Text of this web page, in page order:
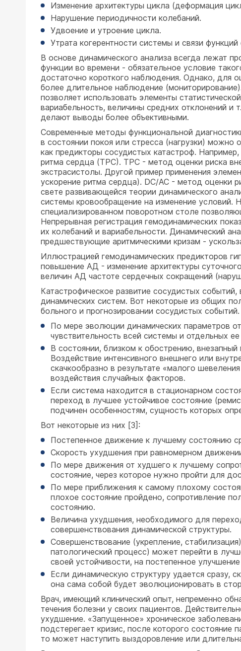
Изменение архитектуры цикла (деформация
Нарушение периодичности колебаний.
Удвоение и утроение цикла.
Утрата когерентности системы и связи
В основе динамического анализа всегда лежат
функции во времени - обязательное условие
достаточно короткого наблюдения. Однако, для
более длительное наблюдение
позволяет использовать элементы
вариабельность, величины средних отклонений
делают выводы более объективными.
Современные методы функциональной
в состоянии покоя или стресса (нагрузки)
как предикторы сосудистых катастроф.
ритма сердца (ТРС). ТРС - метод оценки риска
экстрасистолы. Другой пример применения
ускорение ритма сердца). DC/AC - метод оценки
свете развивающейся теории динамического
системы кровообращение на изменение условий.
специализированном поворотном столе
Непрерывная регистрация гемодинамических
их колебаний и вариабельности. Динамический
предшествующие аритмическими кризам -
Иллюстрацией гемодинамических предикторов
повышение АД - изменение архитектуры
величин АД частоте сердечных сокращений
Катастрофическое развитие сосудистых
динамических систем. Вот некоторые из общих
больного и прогнозировании сосудистых событий.
По мере эволюции динамических параметров
чувствительность всей системы и отдельных
В состоянии, близком к обострению,
Воздействие интенсивного внешнего или
скачкообразно в результате «малого
воздействия случайных факторов.
Если система находится в стационарном
переход в лучшее устойчивое состояние
подчинен особенностям, сущность которых
Вот некоторые из них [3]:
Постепенное движение к лучшему состоянию
Скорость ухудшения при равномерном
По мере движения от худшего к лучшему
состояние, через которое нужно пройти для
По мере приближения к самому плохому
плохое состояние пройдено, сопротивление
состоянию.
Величина ухудшения, необходимого для
совершенствования динамической структуры.
Совершенствование (укрепление,
патологический процесс) может перейти в
своей устойчивости, на постепенное
Если динамическую структуру удается сразу,
она сама собой будет эволюционировать в
Врач, имеющий клинический опыт, непременно
течения болезни у своих пациентов.
ухудшение. «Запущенное» хроническое
подстерегает кризис, после которого
то может наступить выздоровление или